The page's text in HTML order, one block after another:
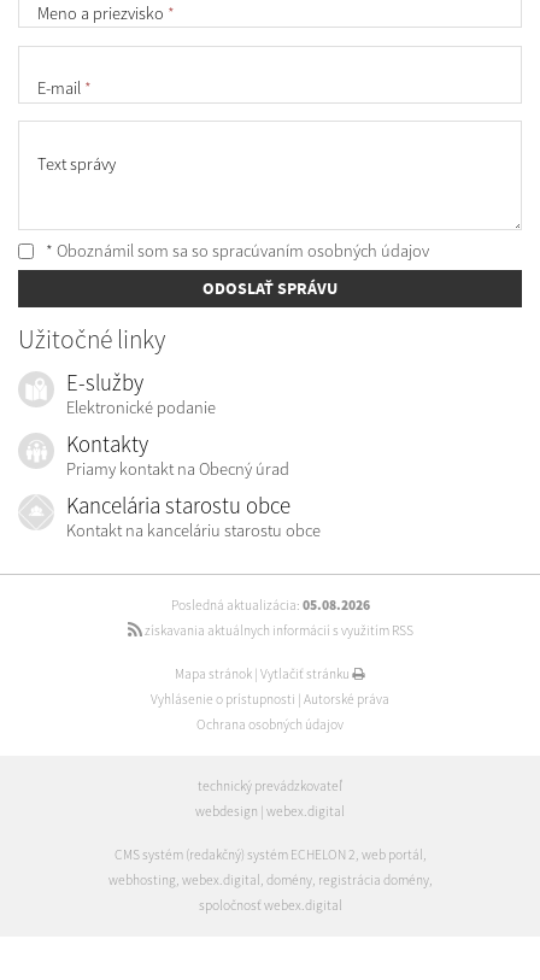
Meno a priezvisko *
E-mail *
Text správy
* Oboznámil som sa so spracúvaním osobných údajov
ODOSLAŤ SPRÁVU
Užitočné linky
E-služby
Elektronické podanie
Kontakty
Priamy kontakt na Obecný úrad
Kancelária starostu obce
Kontakt na kanceláriu starostu obce
Posledná aktualizácia: 05.08.2026
získavania aktuálnych informácií s využitím RSS
Mapa stránok | Vytlačiť stránku
Vyhlásenie o prístupnosti | Autorské práva
Ochrana osobných údajov
technický prevádzkovateľ
webdesign | webex.digital
CMS systém (redakčný) systém ECHELON 2 web portál
webhosting webex.digital domény, registrácia domény,
spoločnosť webex.digital